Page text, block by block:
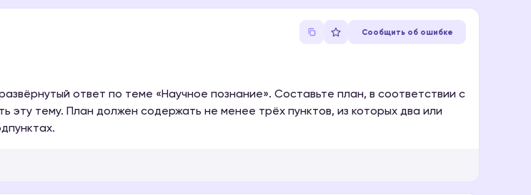
Сообщить об ошибке
ответ по теме «Научное познание». Составьте план, в соответствии с
эту тему. План должен содержать не менее трёх пунктов, из которых два или